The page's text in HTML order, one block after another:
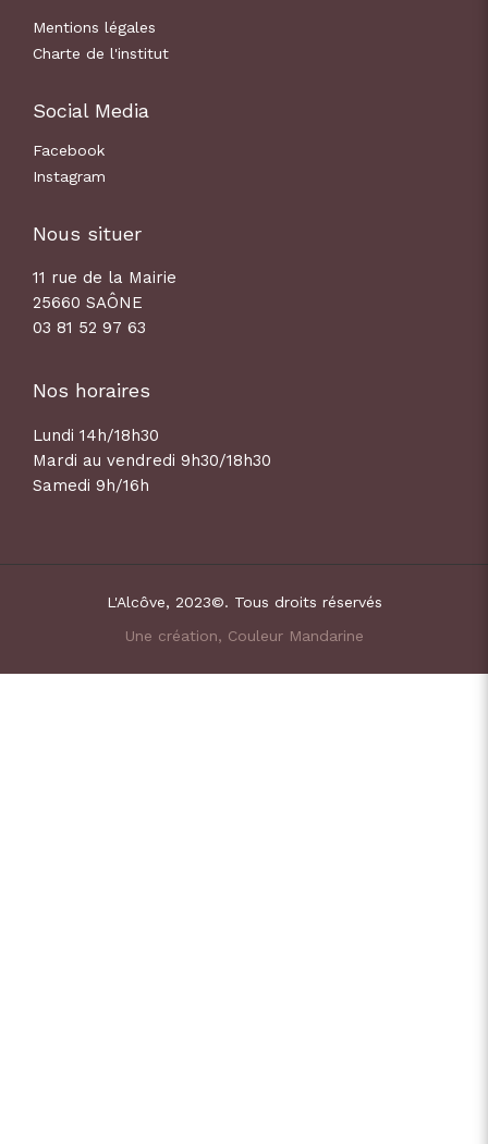
Mentions légales
Charte de l'institut
Social Media
Facebook
Instagram
Nous situer
11 rue de la Mairie
25660 SAÔNE
03 81 52 97 63
Nos horaires
Lundi 14h/18h30
Mardi au vendredi 9h30/18h30
Samedi 9h/16h
L'Alcôve, 2023©. Tous droits réservés
Une création, Couleur Mandarine